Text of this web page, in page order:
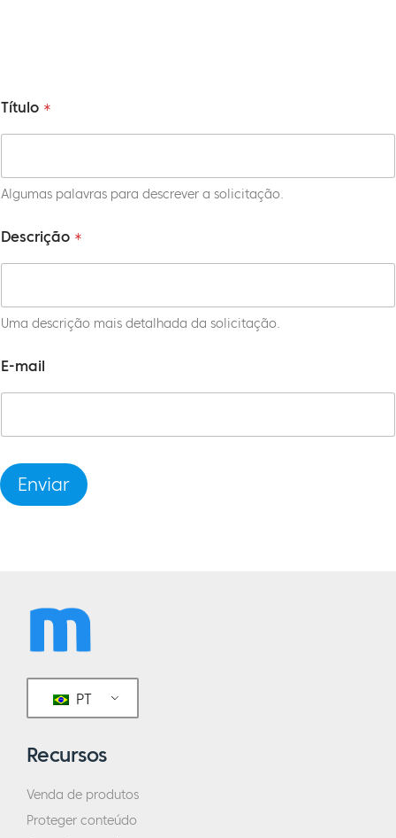
Título *
Algumas palavras para descrever a solicitação.
Descrição *
Uma descrição mais detalhada da solicitação.
E-mail
Enviar
PT
Recursos
Venda de produtos
Proteger conteúdo